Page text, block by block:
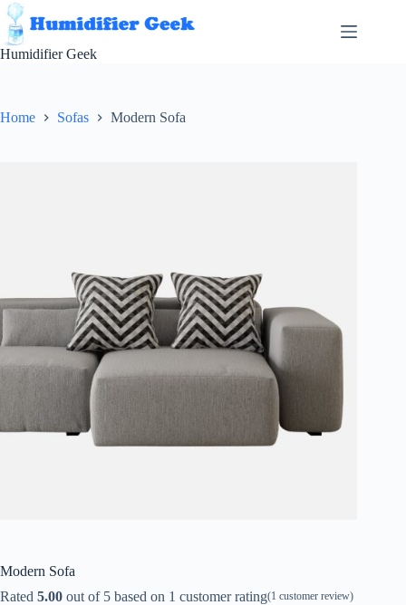
Skip
to
content
Humidifier Geek
Home Sofas Modern Sofa
Modern Sofa
Rated 5.00 out of 5 based on 1 customer rating(1 customer review)